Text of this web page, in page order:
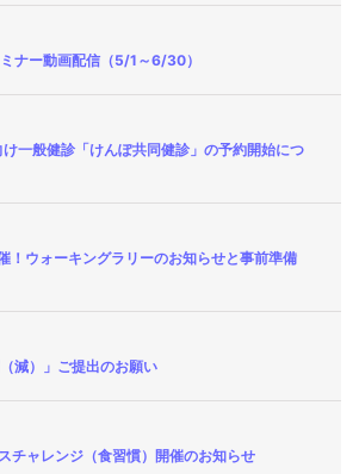
ナー動画配信（5/1～6/30）
一般健診「けんぽ共同健診」の予約開始につ
！ウォーキングラリーのお知らせと事前準備
減）」ご提出のお願い
チャレンジ（食習慣）開催のお知らせ